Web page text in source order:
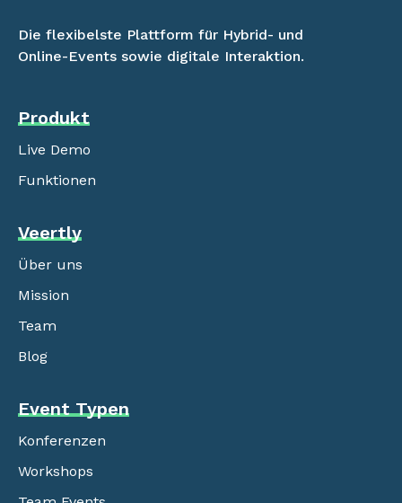
Die flexibelste Plattform für Hybrid- und
Online-Events sowie digitale Interaktion.
Produkt
Live Demo
Funktionen
Veertly
Über uns
Mission
Team
Blog
Event Typen
Konferenzen
Workshops